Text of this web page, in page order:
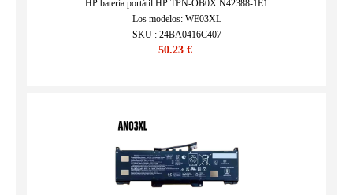
HP batería portátil HP TPN-OB0X N42388-1E1
Los modelos: WE03XL
SKU : 24BA0416C407
50.23 €